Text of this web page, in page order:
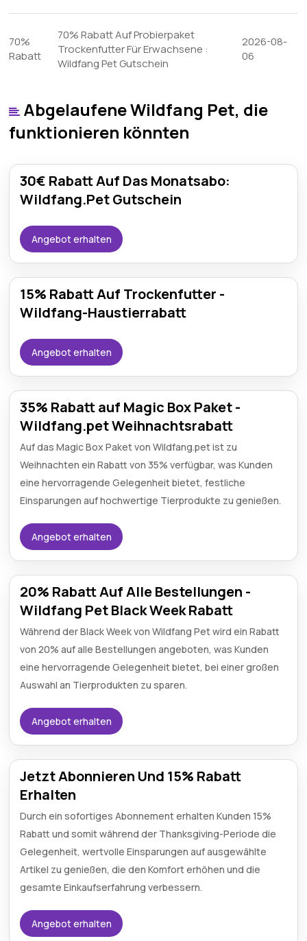
70%
Rabatt
70% Rabatt Auf Probierpaket
Trockenfutter Für Erwachsene :
Wildfang Pet Gutschein
2026-08-
06
Abgelaufene Wildfang Pet, die
funktionieren könnten
30€ Rabatt Auf Das Monatsabo:
Wildfang.Pet Gutschein
Angebot erhalten
15% Rabatt Auf Trockenfutter -
Wildfang-Haustierrabatt
Angebot erhalten
35% Rabatt auf Magic Box Paket -
Wildfang.pet Weihnachtsrabatt
Auf das Magic Box Paket von Wildfang.pet ist zu
Weihnachten ein Rabatt von 35% verfügbar, was Kunden
eine hervorragende Gelegenheit bietet, festliche
Einsparungen auf hochwertige Tierprodukte zu genießen.
Angebot erhalten
20% Rabatt Auf Alle Bestellungen -
Wildfang Pet Black Week Rabatt
Während der Black Week von Wildfang Pet wird ein Rabatt
von 20% auf alle Bestellungen angeboten, was Kunden
eine hervorragende Gelegenheit bietet, bei einer großen
Auswahl an Tierprodukten zu sparen.
Angebot erhalten
Jetzt Abonnieren Und 15% Rabatt
Erhalten
Durch ein sofortiges Abonnement erhalten Kunden 15%
Rabatt und somit während der Thanksgiving-Periode die
Gelegenheit, wertvolle Einsparungen auf ausgewählte
Artikel zu genießen, die den Komfort erhöhen und die
gesamte Einkaufserfahrung verbessern.
Angebot erhalten